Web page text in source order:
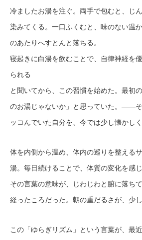
冷ましたお湯を注ぐ。両手で包むと、じ
染みてくる。一口ふくむと、味のない温
のあたりへすとんと落ちる。
寝起きに白湯を飲むことで、自律神経を
られる
と聞いてから、この習慣を始めた。最初
のお湯じゃないか」と思っていた。——
ッコんでいた自分を、今では少し懐かしく
体を内側から温め、体内の巡りを整える
湯。毎日続けることで、体質の変化を感
その言葉の意味が、じわじわと腑に落ち
経ったころだった。朝の重だるさが、少
この「ゆらぎリズム」という言葉が、最